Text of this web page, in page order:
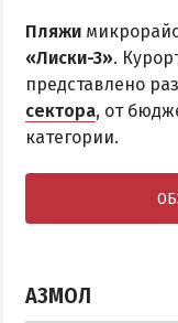
Пляжи
«Лиски-3».
представлено
сектора, от
категории.
АЗМОЛ